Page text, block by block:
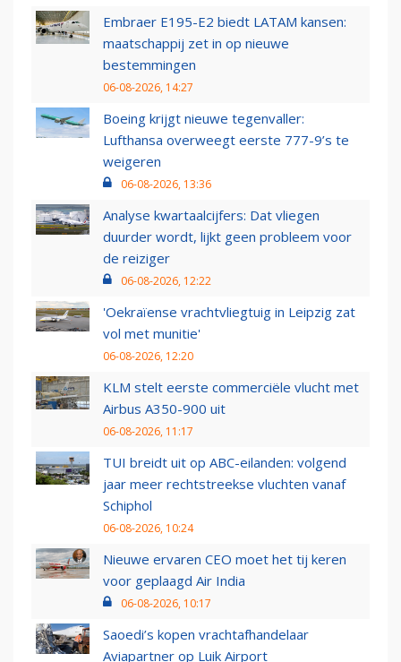
Embraer E195-E2 biedt LATAM kansen:
maatschappij zet in op nieuwe
bestemmingen
06-08-2026, 14:27
Boeing krijgt nieuwe tegenvaller:
Lufthansa overweegt eerste 777-9’s te
weigeren
06-08-2026, 13:36
Analyse kwartaalcijfers: Dat vliegen
duurder wordt, lijkt geen probleem voor
de reiziger
06-08-2026, 12:22
'Oekraïense vrachtvliegtuig in Leipzig zat
vol met munitie'
06-08-2026, 12:20
KLM stelt eerste commerciële vlucht met
Airbus A350-900 uit
06-08-2026, 11:17
TUI breidt uit op ABC-eilanden: volgend
jaar meer rechtstreekse vluchten vanaf
Schiphol
06-08-2026, 10:24
Nieuwe ervaren CEO moet het tij keren
voor geplaagd Air India
06-08-2026, 10:17
Saoedi’s kopen vrachtafhandelaar
Aviapartner op Luik Airport